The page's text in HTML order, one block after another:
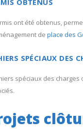
OBTENUS
ont été obtenus,
deplace des
SPÉCIAUX DES
spéciaux des